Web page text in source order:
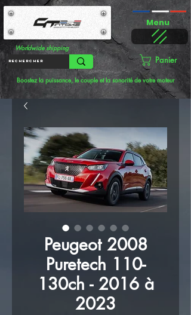
Worldwide shipping
Menu
Panier
Boostez la puissance, le couple et la sonorité de votre moteur
Peugeot 2008
Puretech 110-
130ch - 2016 à
2023